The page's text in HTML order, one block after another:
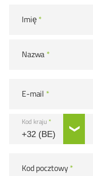
Imię*
Nazwa *
E-mail *
Kod kraju *
Kod pocztowy*